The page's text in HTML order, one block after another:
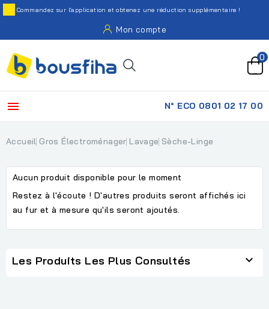
Commandez sur l'application et obtenez une réduction supplémentaire !
Mon compte
0
 N° ECO 0801 02 17 00
Accueil Gros Électroménager Lavage Sèche-Linge
Aucun produit disponible pour le moment
Restez à l'écoute ! D'autres produits seront affichés ici
au fur et à mesure qu'ils seront ajoutés.
Les Produits Les Plus Consultés 